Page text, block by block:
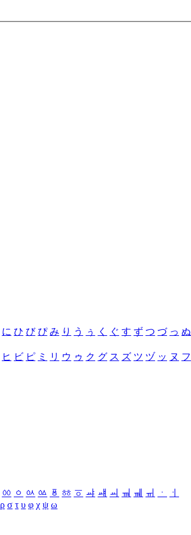
に ひ び ぴ み り う ぅ く ぐ す ず つ づ っ ぬ
ヒ ビ ピ ミ リ ウ ゥ ク グ ス ズ ツ ヅ ッ ヌ フ
ㆀ ㆁ ㆂ ㆃ ㆄ ㆅ ㆆ ㆇ ㆈ ㆉ ㆊ ㆋ ㆌ ㆍ
ㆎ
ρ σ τ υ φ χ ψ ω